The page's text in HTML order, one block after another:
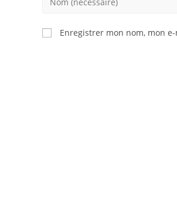
name
or
Enregistrer mon nom, mon